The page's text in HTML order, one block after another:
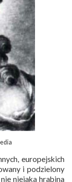
europejskich
i podzielony
niejaka hrabina